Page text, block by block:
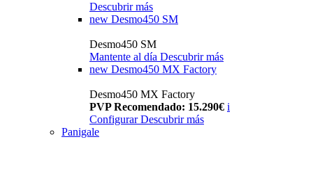
Descubrir más
new Desmo450 SM
Desmo450 SM
Mantente al día Descubrir más
new Desmo450 MX Factory
Desmo450 MX Factory
PVP Recomendado: 15.290€ i
Configurar Descubrir más
Panigale